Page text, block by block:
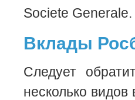
Societe Generale.
Вклады
Следует
несколько